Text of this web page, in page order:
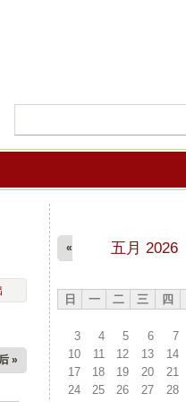
»
五月 2026
«
日 一 二 三 四
3
4 5 6 7
10
11 12 13 14
17
18 19 20 21
24
25 26 27 28